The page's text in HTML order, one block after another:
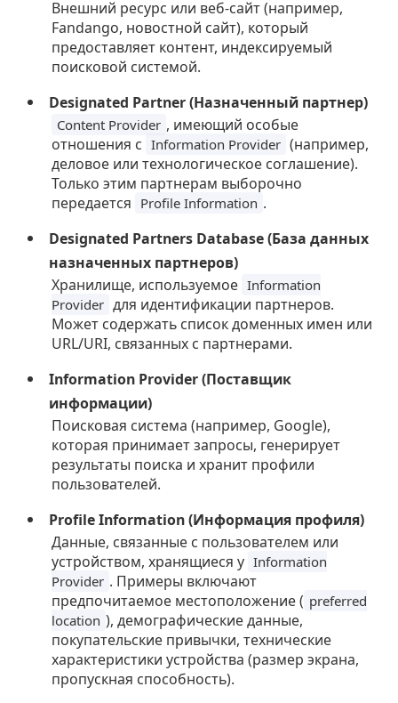
Внешний ресурс или веб-сайт (например,
Fandango, новостной сайт), который
предоставляет контент, индексируемый
поисковой системой.
Designated Partner (Назначенный партнер)
Content Provider , имеющий особые
отношения с Information Provider (например,
деловое или технологическое соглашение).
Только этим партнерам выборочно
передается Profile Information .
Designated Partners Database (База данных
назначенных партнеров)
Хранилище, используемое Information
Provider для идентификации партнеров.
Может содержать список доменных имен или
URL/URI, связанных с партнерами.
Information Provider (Поставщик
информации)
Поисковая система (например, Google),
которая принимает запросы, генерирует
результаты поиска и хранит профили
пользователей.
Profile Information (Информация профиля)
Данные, связанные с пользователем или
устройством, хранящиеся у Information
Provider . Примеры включают
предпочитаемое местоположение ( preferred
location ), демографические данные,
покупательские привычки, технические
характеристики устройства (размер экрана,
пропускная способность).